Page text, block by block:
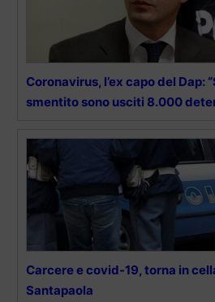
Coronavirus, l’ex capo del Dap:
smentito sono usciti 8.000
Carcere e covid-19, torna in
Santapaola